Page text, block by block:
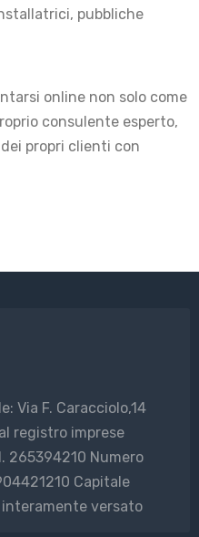
pubbliche
online non solo come
consulente esperto,
propri clienti con
Via F. Caracciolo,14
registro imprese
265394210 Numero
Capitale
interamente versato